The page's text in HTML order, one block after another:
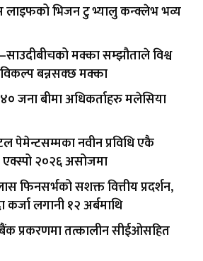
लाइफको भिजन टु भ्यालु कन्क्लेभ भव्य
मक्का सम्झौताले विश्व
बन्नसक्छ मक्का
जना बीमा अधिकर्ताहरु मलेसिया
पेमेन्टसम्मका नवीन प्रविधि एकै
२०२६ असोजमा
फिनसर्भको सशक्त वित्तीय प्रदर्शन,
लगानी १२ अर्बमाथि
प्रकरणमा तत्कालीन सीईओसहित